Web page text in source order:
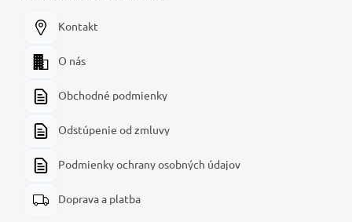
Kontakt
O nás
Obchodné podmienky
Odstúpenie od zmluvy
Podmienky ochrany osobných údajov
Doprava a platba